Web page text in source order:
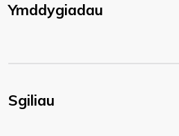
Ymddygiadau
Sgiliau